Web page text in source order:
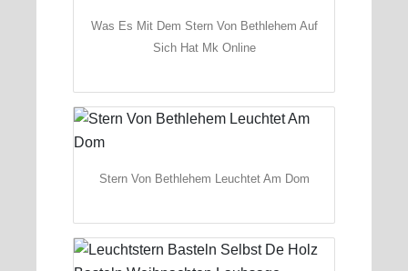
Was Es Mit Dem Stern Von Bethlehem Auf
Sich Hat Mk Online
Stern Von Bethlehem Leuchtet Am Dom